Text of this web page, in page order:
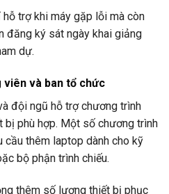
trợ khi máy gặp lỗi mà còn
đăng ký sát ngày khai giảng
dự.
và ban tổ chức
đội ngũ hỗ trợ chương trình
phù hợp. Một số chương trình
cầu thêm laptop dành cho kỹ
bộ phận trình chiếu.
thêm số lượng thiết bị phục